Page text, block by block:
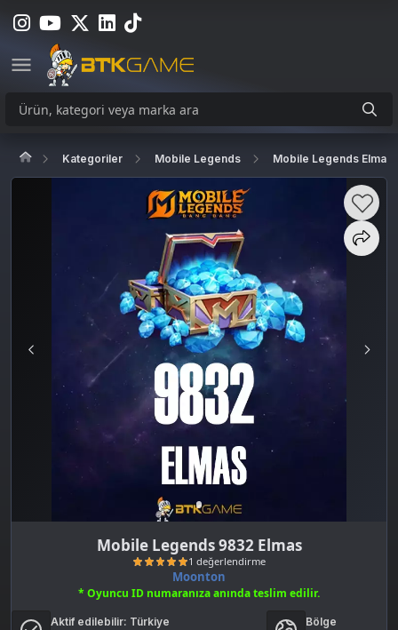
Kategoriler Mobile Legends Mobile Legends Elmas
Mobile Legends 9832 Elmas
Moonton
* Oyuncu ID numaranıza anında teslim edilir.
Aktif edilebilir: Türkiye
Bölge